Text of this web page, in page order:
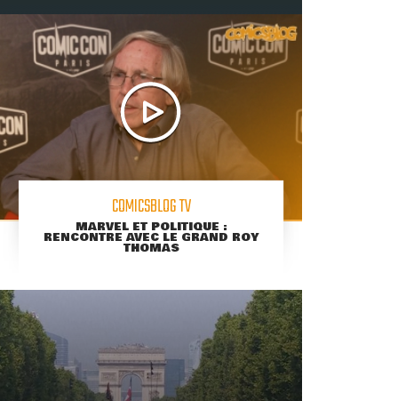
COMICSBLOG TV
MARVEL ET POLITIQUE :
RENCONTRE AVEC LE GRAND ROY
THOMAS